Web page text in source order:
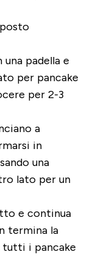
padella e
per pancake
per 2-3
a
in
una
lato per un
e continua
termina la
tutti i pancake